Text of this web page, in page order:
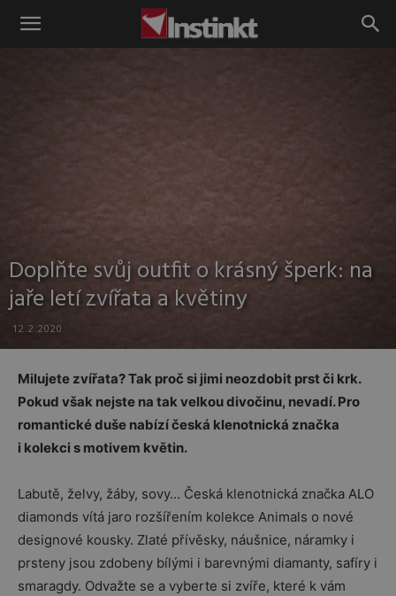
Instinkt
Doplňte svůj outfit o krásný šperk: na
jaře letí zvířata a květiny
12.2.2020
Milujete zvířata? Tak proč si jimi neozdobit prst či krk.
Pokud však nejste na tak velkou divočinu, nevadí. Pro
romantické duše nabízí česká klenotnická značka
i kolekci s motivem květin.
Labutě, želvy, žáby, sovy… Česká klenotnická značka ALO
diamonds vítá jaro rozšířením kolekce Animals o nové
designové kousky. Zlaté přívěsky, náušnice, náramky i
prsteny jsou zdobeny bílými i barevnými diamanty, safíry i
smaragdy. Odvažte se a vyberte si zvíře, které k vám